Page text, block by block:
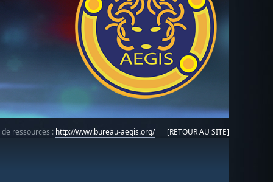
[RETOUR AU SITE]
ressources : http://www.bureau-aegis.org/